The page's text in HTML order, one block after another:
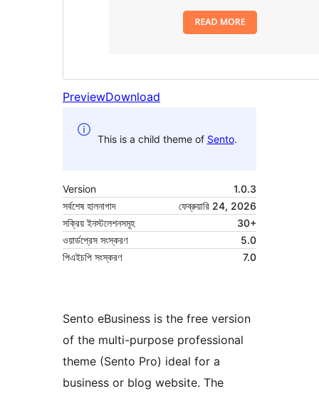
PreviewDownload
This is a child theme of Sento.
Version
1.0.3
সর্বশেষ হালনাগাদ
ফেব্রুয়ারি 24, 2026
সক্রিয় ইনস্টলেশনসমূহ
30+
ওয়ার্ডপ্রেস সংস্করণ
5.0
পিএইচপি সংস্করণ
7.0
Sento eBusiness is the free version
of the multi-purpose professional
theme (Sento Pro) ideal for a
business or blog website. The